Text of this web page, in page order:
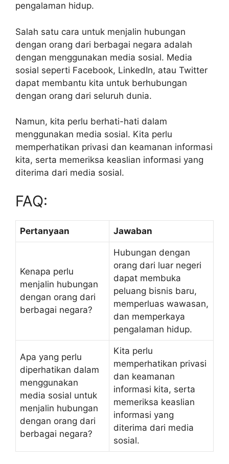
pengalaman hidup.
Salah satu cara untuk menjalin hubungan
dengan orang dari berbagai negara adalah
dengan menggunakan media sosial. Media
sosial seperti Facebook, LinkedIn, atau Twitter
dapat membantu kita untuk berhubungan
dengan orang dari seluruh dunia.
Namun, kita perlu berhati-hati dalam
menggunakan media sosial. Kita perlu
memperhatikan privasi dan keamanan informasi
kita, serta memeriksa keaslian informasi yang
diterima dari media sosial.
FAQ:
Pertanyaan Jawaban
Kenapa perlu
menjalin hubungan
dengan orang dari
berbagai negara?
Hubungan dengan
orang dari luar negeri
dapat membuka
peluang bisnis baru,
memperluas wawasan,
dan memperkaya
pengalaman hidup.
Apa yang perlu
diperhatikan dalam
menggunakan
media sosial untuk
menjalin hubungan
dengan orang dari
berbagai negara?
Kita perlu
memperhatikan privasi
dan keamanan
informasi kita, serta
memeriksa keaslian
informasi yang
diterima dari media
sosial.